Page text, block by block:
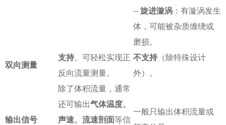
-- 旋进漩涡 ：有漩涡发生
体，可能被杂质缠绕或
磨损。
双向测量
支持。可轻松实现正
反向流量测量。
不支持 （除特殊设计
外）。
输出信号
除了体积流量，通常
还可输出气体温度、
声速、流速剖面等信
一般只输出体积流量或